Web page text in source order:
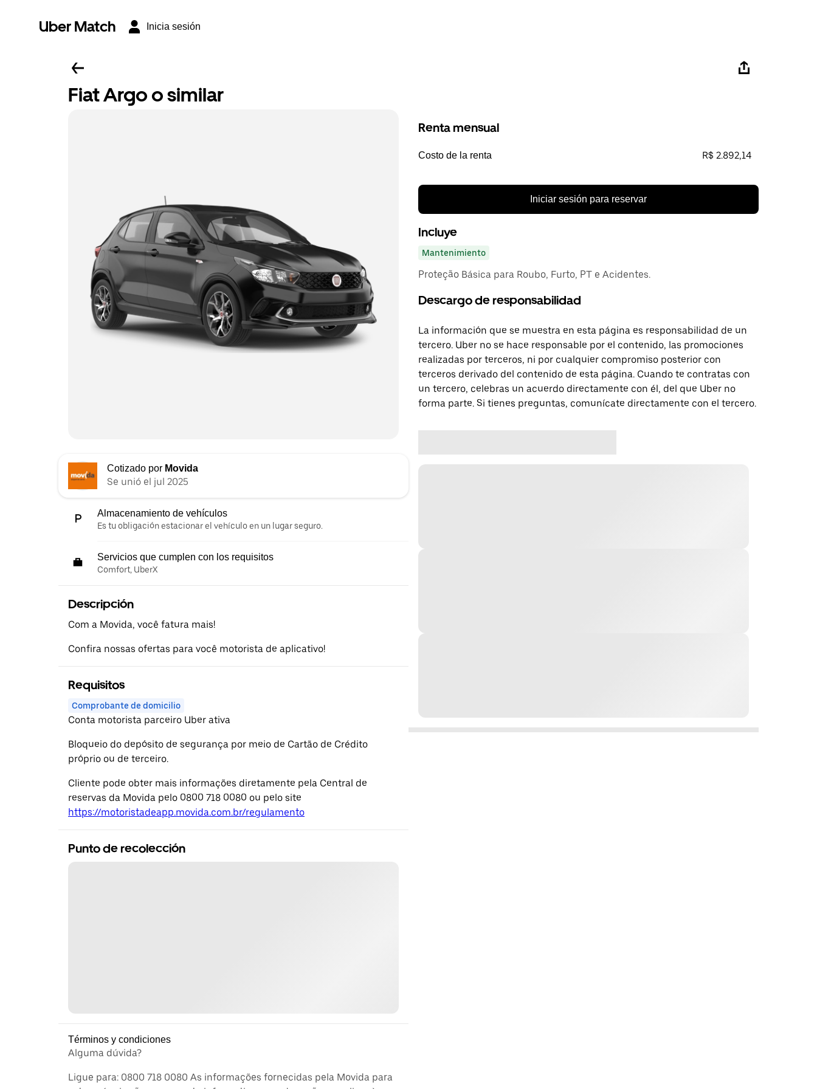
Uber Match Inicia sesión
Fiat Argo o similar
Cotizado por Movida
Se unió el jul 2025
Almacenamiento de vehículos
Es tu obligación estacionar el vehículo en un lugar seguro.
Servicios que cumplen con los requisitos
Comfort, UberX
Descripción
Com a Movida, você fatura mais!
Confira nossas ofertas para você motorista de aplicativo!
Requisitos
Comprobante de domicilio
Conta motorista parceiro Uber ativa
Bloqueio do depósito de segurança por meio de Cartão de Crédito
próprio ou de terceiro.
Cliente pode obter mais informações diretamente pela Central de
reservas da Movida pelo 0800 718 0080 ou pelo site
https://motoristadeapp.movida.com.br/regulamento
Punto de recolección
Términos y condiciones
Alguma dúvida?
Ligue para: 0800 718 0080 As informações fornecidas pela Movida para
Renta mensual
Costo de la renta R$ 2.892,14
Iniciar sesión para reservar
Incluye
Mantenimiento
Proteção Básica para Roubo, Furto, PT e Acidentes.
Descargo de responsabilidad
La información que se muestra en esta página es responsabilidad de un
tercero. Uber no se hace responsable por el contenido, las promociones
realizadas por terceros, ni por cualquier compromiso posterior con
terceros derivado del contenido de esta página. Cuando te contratas con
un tercero, celebras un acuerdo directamente con él, del que Uber no
forma parte. Si tienes preguntas, comunícate directamente con el tercero.